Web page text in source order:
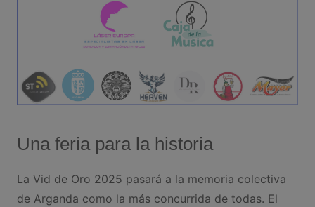
Una feria para la historia
La Vid de Oro 2025 pasará a la memoria colectiva
de Arganda como la más concurrida de todas. El